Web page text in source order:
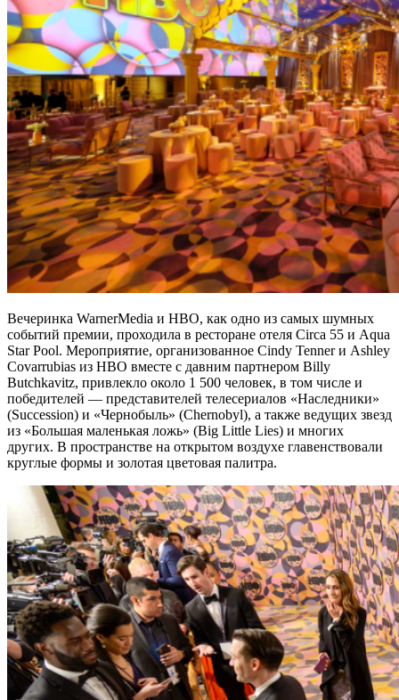
Вечеринка WarnerMedia и HBO, как одно из самых шумных
событий премии, проходила в ресторане отеля Circa 55 и Aqua
Star Pool. Мероприятие, организованное Cindy Tenner и Ashley
Covarrubias из HBO вместе с давним партнером Billy
Butchkavitz, привлекло около 1 500 человек, в том числе и
победителей — представителей телесериалов «Наследники»
(Succession) и «Чернобыль» (Chernobyl), а также ведущих звезд
из «Большая маленькая ложь» (Big Little Lies) и многих
других. В пространстве на открытом воздухе главенствовали
круглые формы и золотая цветовая палитра.